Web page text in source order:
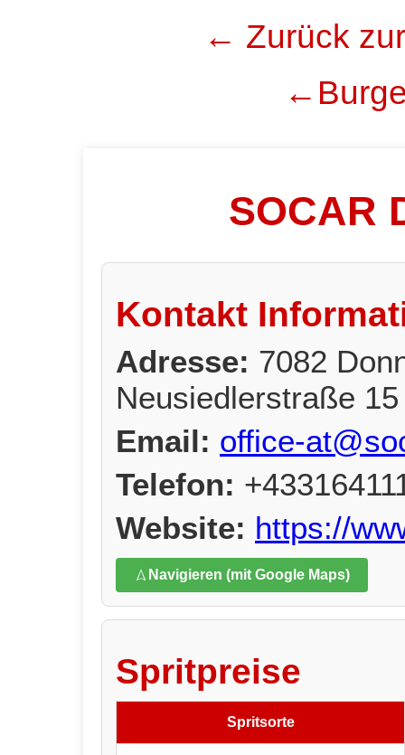
← Zurück
SOCAR
Kontakt
Adresse: 7082
Neusiedlerstraße 15
Email: office-
Telefon:
Website: https://
Navigieren (mit Google Maps)
Spritpreise
Spritsorte